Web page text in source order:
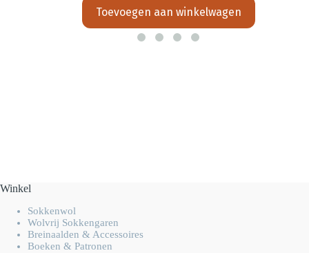
Toevoegen aan winkelwagen
Winkel
Sokkenwol
Wolvrij Sokkengaren
Breinaalden & Accessoires
Boeken & Patronen